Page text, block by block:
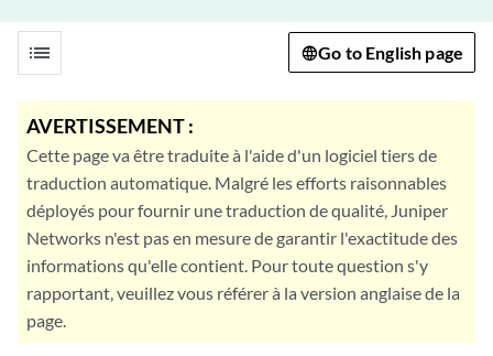
list Go to English page
AVERTISSEMENT :
Cette page va être traduite à l'aide d'un logiciel tiers de
traduction automatique. Malgré les efforts raisonnables
déployés pour fournir une traduction de qualité, Juniper
Networks n'est pas en mesure de garantir l'exactitude des
informations qu'elle contient. Pour toute question s'y
rapportant, veuillez vous référer à la version anglaise de la
page.